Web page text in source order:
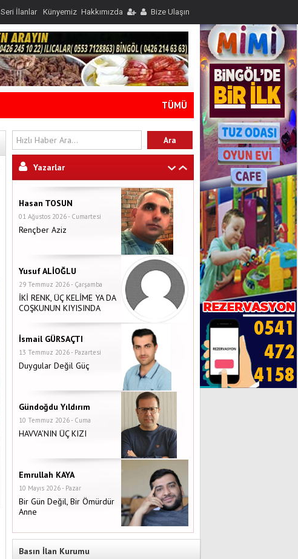
Seri İlanlar Künyemiz Hakkımızda Bize Ulaşın
TÜMÜ
Yazarlar
Hasan TOSUN
01 Ağustos 2026 - Cumartesi
Rençber Aziz
Yusuf ALİOĞLU
29 Temmuz 2026 - Çarşamba
İKİ RENK, ÜÇ KELİME YA DA
COŞKUNUN KIYISINDA
İsmail GÜRSAÇTI
13 Temmuz 2026 - Pazartesi
Duygular Değil Güç
Gündoğdu Yıldırım
10 Temmuz 2026 - Cuma
HAVVA’NIN ÜÇ KIZI
Emrullah KAYA
10 Mayıs 2026 - Pazar
Bir Gün Değil, Bir Ömürdür
Anne
Basın İlan Kurumu